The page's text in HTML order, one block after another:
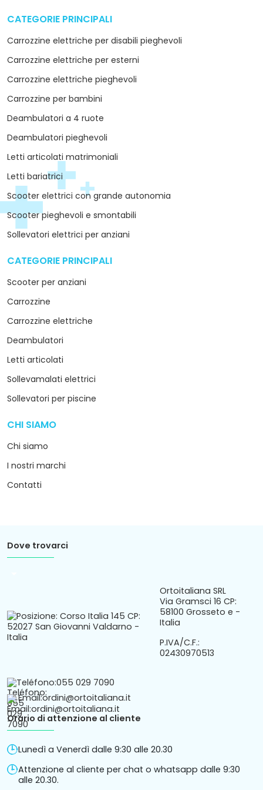
CATEGORIE PRINCIPALI
Carrozzine elettriche per disabili pieghevoli
Carrozzine elettriche per esterni
Carrozzine elettriche pieghevoli
Carrozzine per bambini
Deambulatori a 4 ruote
Deambulatori pieghevoli
Letti articolati matrimoniali
Letti bariatrici
Scooter elettrici con grande autonomia
Scooter pieghevoli e smontabili
Sollevatori elettrici per anziani
CATEGORIE PRINCIPALI
Scooter per anziani
Carrozzine
Carrozzine elettriche
Deambulatori
Letti articolati
Sollevamalati elettrici
Sollevatori per piscine
CHI SIAMO
Chi siamo
I nostri marchi
Contatti
Dove trovarci
Ortoitaliana SRL
Via Gramsci 16 CP:
58100 Grosseto e -
Italia
P.IVA/C.F.:
02430970513
Teléfono:055 029 7090
Email:ordini@ortoitaliana.it
Orario di attenzione al cliente
Lunedì a Venerdì dalle 9:30 alle 20.30
Attenzione al cliente per chat o whatsapp dalle 9:30
alle 20.30.